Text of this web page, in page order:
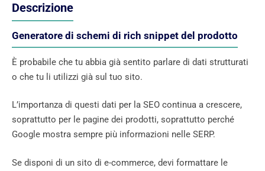
Descrizione
Generatore di schemi di rich snippet del prodotto
È probabile che tu abbia già sentito parlare di dati strutturati
o che tu li utilizzi già sul tuo sito.
L’importanza di questi dati per la SEO continua a crescere,
soprattutto per le pagine dei prodotti, soprattutto perché
Google mostra sempre più informazioni nelle SERP.
Se disponi di un sito di e-commerce, devi formattare le